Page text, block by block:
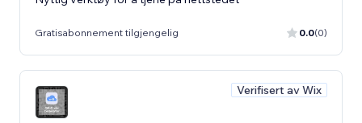
Gratisabonnement tilgjengelig 0.0(0)
Verifisert av Wix